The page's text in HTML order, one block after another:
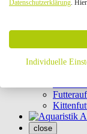
close
Datenschutzerklärung.
Individuelle